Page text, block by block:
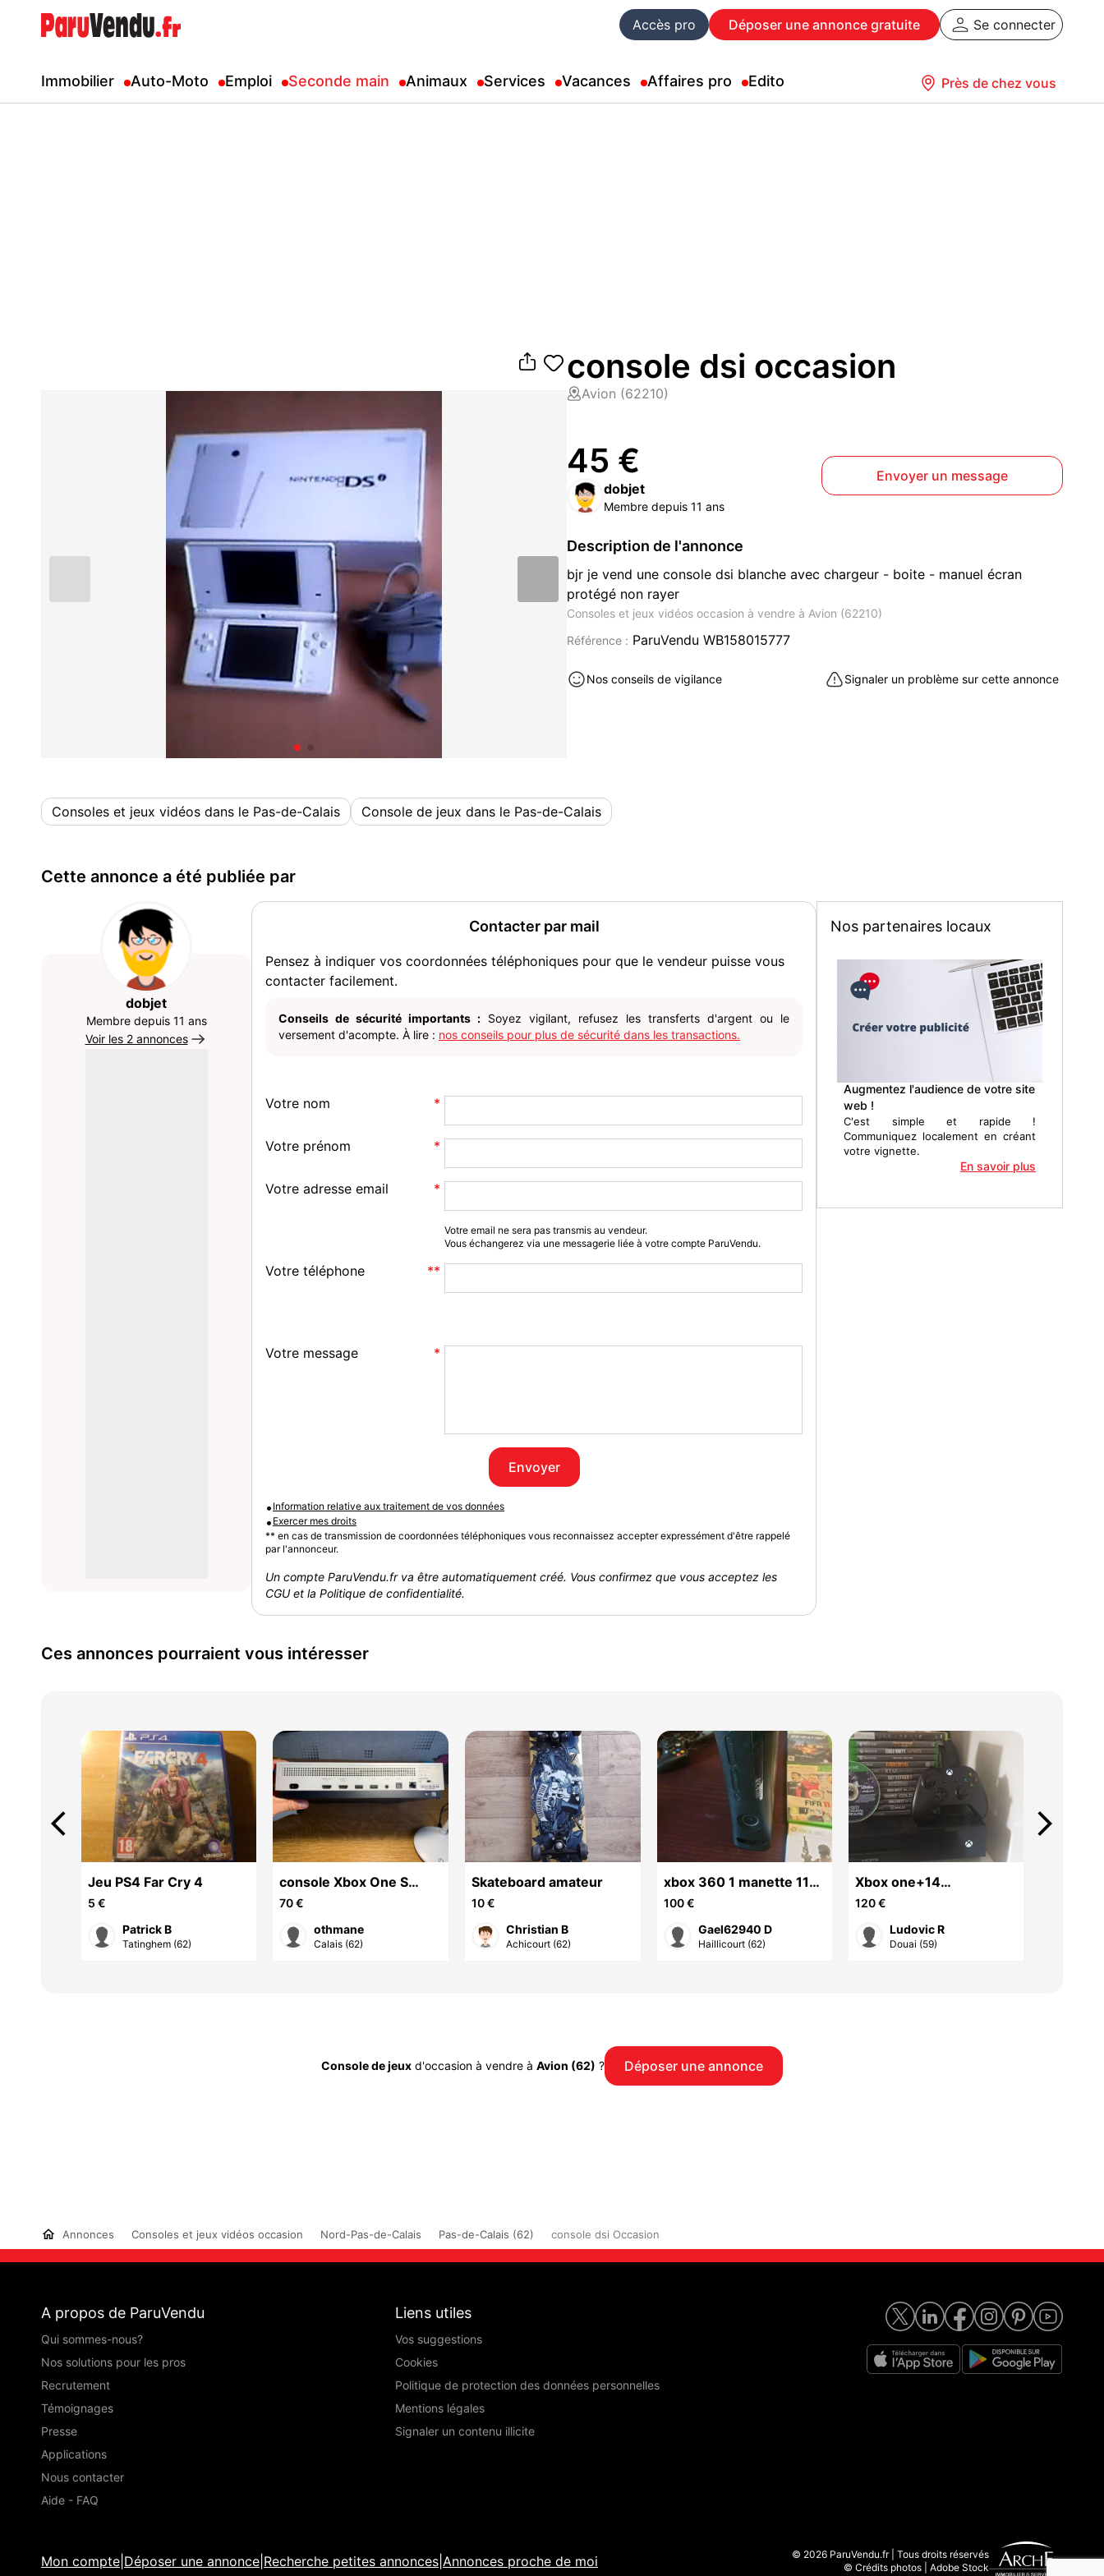
Accès pro Déposer une annonce gratuite Se connecter
Immobilier Auto-Moto Emploi Seconde main Animaux Services Vacances Affaires pro Edito Près de chez vous
console dsi occasion
Avion (62210)
45 €
dobjet
Membre depuis 11 ans
Envoyer un message
Description de l'annonce
bjr je vend une console dsi blanche avec chargeur - boite - manuel écran
protégé non rayer
Consoles et jeux vidéos occasion à vendre à Avion (62210)
Référence : ParuVendu WB158015777
Nos conseils de vigilance Signaler un problème sur cette annonce
Consoles et jeux vidéos dans le Pas-de-Calais Console de jeux dans le Pas-de-Calais
Cette annonce a été publiée par
dobjet
Membre depuis 11 ans
Voir les 2 annonces
Contacter par mail
Pensez à indiquer vos coordonnées téléphoniques pour que le vendeur puisse vous
contacter facilement.
Conseils de sécurité importants : Soyez vigilant, refusez les transferts d'argent ou le
versement d'acompte. À lire : nos conseils pour plus de sécurité dans les transactions.
Votre nom
Votre prénom
Votre adresse email
Votre email ne sera pas transmis au vendeur.
Vous échangerez via une messagerie liée à votre compte ParuVendu.
Votre téléphone
Votre message
Envoyer
• Information relative aux traitement de vos données
• Exercer mes droits
** en cas de transmission de coordonnées téléphoniques vous reconnaissez accepter expressément d'être rappelé
par l'annonceur.
Un compte ParuVendu.fr va être automatiquement créé. Vous confirmez que vous acceptez les
CGU et la Politique de confidentialité.
Nos partenaires locaux
Augmentez l'audience de votre site
web !
C'est simple et rapide !
Communiquez localement en créant
votre vignette.
En savoir plus
Ces annonces pourraient vous intéresser
Jeu PS4 Far Cry 4
5 €
Patrick B
Tatinghem (62)
console Xbox One S
blanche + 2 manettes
sans fil
70 €
othmane
Calais (62)
Skateboard amateur
10 €
Christian B
Achicourt (62)
xbox 360 1 manette 11
jeux
100 €
Gael62940 D
Haillicourt (62)
Xbox one+14
jeux+manette
120 €
Ludovic R
Douai (59)
arrow_back_ios arrow_forward_ios
Console de jeux d'occasion à vendre à Avion (62) ? Déposer une annonce
Annonces Consoles et jeux vidéos occasion Nord-Pas-de-Calais Pas-de-Calais (62) console dsi Occasion
A propos de ParuVendu
Qui sommes-nous?
Nos solutions pour les pros
Recrutement
Témoignages
Presse
Applications
Nous contacter
Aide - FAQ
Liens utiles
Vos suggestions
Cookies
Politique de protection des données personnelles
Mentions légales
Signaler un contenu illicite
Mon compte Déposer une annonce Recherche petites annonces Annonces proche de moi
© 2026 ParuVendu.fr | Tous droits réservés
© Crédits photos | Adobe Stock